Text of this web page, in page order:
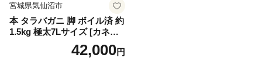
宮城県気仙沼市
本 タラバガニ 脚 ボイル済 約
1.5kg 極太7Lサイズ [カネダ
イ 宮城県 気仙沼市 2056432
6] カニ かに 蟹 たらばがに た
42,000円